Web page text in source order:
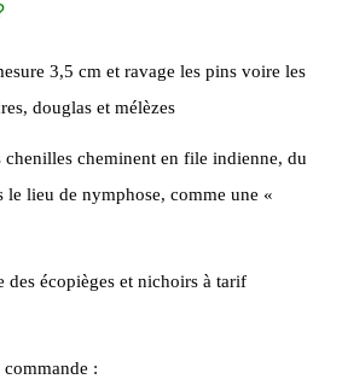
3,5 cm et ravage les pins voire les
douglas et mélèzes
chenilles cheminent en file indienne, du
lieu de nymphose, comme une «
des écopièges et nichoirs à tarif
: